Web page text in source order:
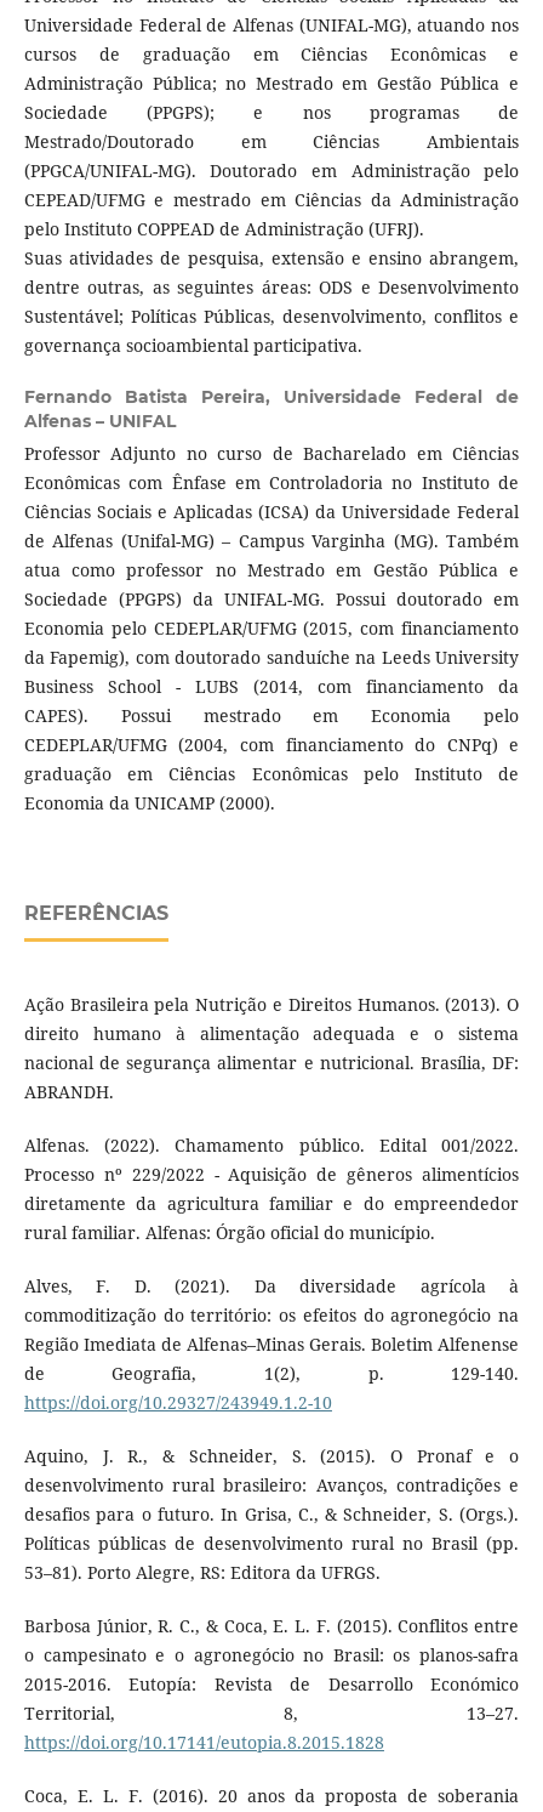
Universidade Federal de Alfenas (UNIFAL-MG), atuando nos
cursos de graduação em Ciências Econômicas e
Administração Pública; no Mestrado em Gestão Pública e
Sociedade (PPGPS); e nos programas de
Mestrado/Doutorado em Ciências Ambientais
(PPGCA/UNIFAL-MG). Doutorado em Administração pelo
CEPEAD/UFMG e mestrado em Ciências da Administração
pelo Instituto COPPEAD de Administração (UFRJ).
Suas atividades de pesquisa, extensão e ensino abrangem,
dentre outras, as seguintes áreas: ODS e Desenvolvimento
Sustentável; Políticas Públicas, desenvolvimento, conflitos e
governança socioambiental participativa.
Fernando Batista Pereira, Universidade Federal de
Alfenas – UNIFAL
Professor Adjunto no curso de Bacharelado em Ciências
Econômicas com Ênfase em Controladoria no Instituto de
Ciências Sociais e Aplicadas (ICSA) da Universidade Federal
de Alfenas (Unifal-MG) – Campus Varginha (MG). Também
atua como professor no Mestrado em Gestão Pública e
Sociedade (PPGPS) da UNIFAL-MG. Possui doutorado em
Economia pelo CEDEPLAR/UFMG (2015, com financiamento
da Fapemig), com doutorado sanduíche na Leeds University
Business School - LUBS (2014, com financiamento da
CAPES). Possui mestrado em Economia pelo
CEDEPLAR/UFMG (2004, com financiamento do CNPq) e
graduação em Ciências Econômicas pelo Instituto de
Economia da UNICAMP (2000).
REFERÊNCIAS
Ação Brasileira pela Nutrição e Direitos Humanos. (2013). O
direito humano à alimentação adequada e o sistema
nacional de segurança alimentar e nutricional. Brasília, DF:
ABRANDH.
Alfenas. (2022). Chamamento público. Edital 001/2022.
Processo nº 229/2022 - Aquisição de gêneros alimentícios
diretamente da agricultura familiar e do empreendedor
rural familiar. Alfenas: Órgão oficial do município.
Alves, F. D. (2021). Da diversidade agrícola à
commoditização do território: os efeitos do agronegócio na
Região Imediata de Alfenas–Minas Gerais. Boletim Alfenense
de Geografia, 1(2), p. 129-140.
https://doi.org/10.29327/243949.1.2-10
Aquino, J. R., & Schneider, S. (2015). O Pronaf e o
desenvolvimento rural brasileiro: Avanços, contradições e
desafios para o futuro. In Grisa, C., & Schneider, S. (Orgs.).
Políticas públicas de desenvolvimento rural no Brasil (pp.
53–81). Porto Alegre, RS: Editora da UFRGS.
Barbosa Júnior, R. C., & Coca, E. L. F. (2015). Conflitos entre
o campesinato e o agronegócio no Brasil: os planos-safra
2015-2016. Eutopía: Revista de Desarrollo Económico
Territorial, 8, 13–27.
https://doi.org/10.17141/eutopia.8.2015.1828
Coca, E. L. F. (2016). 20 anos da proposta de soberania